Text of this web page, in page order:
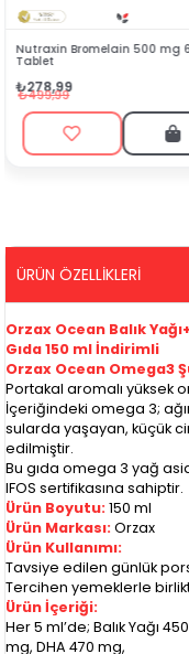
Apexis Multivitamin ve
Efervesan Tablet
₺98,99
₺175,00
ÜRÜN ÖZELLIKLERI
Orzax Ocean Balık
Gıda 150 ml İndirimli
Orzax Ocean Omega3
Portakal aromalı yüksek
İçeriğindeki omega 3;
sularda yaşayan, küçük
edilmiştir.
Bu gıda omega 3 yağ
IFOS sertifikasına sahiptir.
Ürün Boyutu:150 ml
Ürün Markası:Orzax
Ürün Kullanımı:
Tavsiye edilen günlük
Tercihen yemeklerle
Ürün İçeriği:
Her 5 ml’de; Balık Yağı
mg, DHA 470 mg,